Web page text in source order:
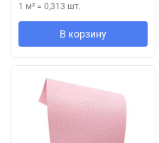
1 м² = 0,313 шт.
В корзину